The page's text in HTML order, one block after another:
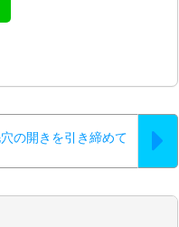
の開きを引き締めて